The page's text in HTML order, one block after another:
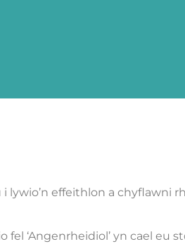
lywio’n effeithlon a
fel ‘Angenrheidiol’ yn cael